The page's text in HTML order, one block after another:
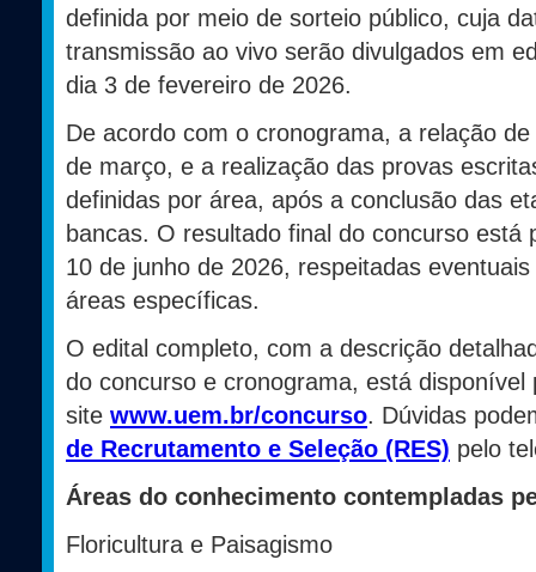
definida por meio de sorteio público, cuja
transmissão ao vivo serão divulgados em
dia 3 de fevereiro de 2026.
De acordo com o cronograma, a relação
de março, e a realização das provas
definidas por área, após a conclusão das
bancas. O resultado final do concurso está
10 de junho de 2026, respeitadas
áreas específicas.
O edital completo, com a descrição
do concurso e cronograma, está disponível
site www.uem.br/concurso. Dúvidas
de Recrutamento e Seleção (RES) pelo
Áreas do conhecimento contempladas
Floricultura e Paisagismo